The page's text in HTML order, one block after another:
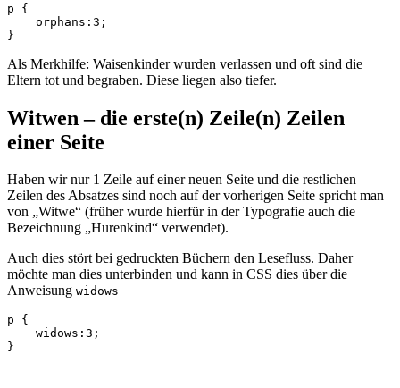
p {
    orphans:3;
Als Merkhilfe: Waisenkinder wurden verlassen und oft sind die
Eltern tot und begraben. Diese liegen also tiefer.
Witwen – die erste(n) Zeile(n) Zeilen
einer Seite
Haben wir nur 1 Zeile auf einer neuen Seite und die restlichen
Zeilen des Absatzes sind noch auf der vorherigen Seite spricht man
von „Witwe“ (früher wurde hierfür in der Typografie auch die
Bezeichnung „Hurenkind“ verwendet).
Auch dies stört bei gedruckten Büchern den Lesefluss. Daher
möchte man dies unterbinden und kann in CSS dies über die
Anweisung widows
p {
    widows:3;